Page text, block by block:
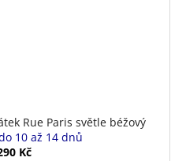
Rue Paris světle béžový
10 až 14 dnů
Kč